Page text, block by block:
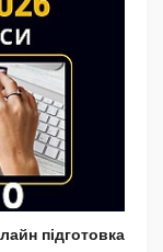
підготовка